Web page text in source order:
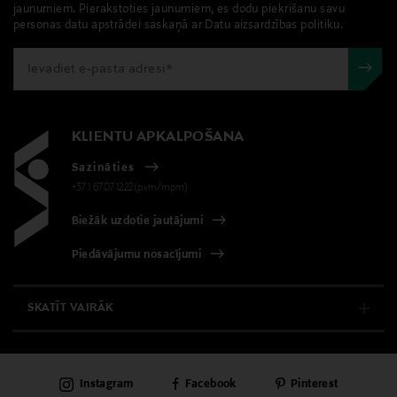
jaunumiem. Pierakstoties jaunumiem, es dodu piekrišanu savu
personas datu apstrādei saskaņā ar Datu aizsardzības politiku.
KLIENTU APKALPOŠANA
Sazināties
+371 67071222(pvm/mpm)
Biežāk uzdotie jautājumi
Piedāvājumu nosacījumi
SKATĪT VAIRĀK
KLIENTU APKALPOŠANA
Instagram Facebook Pinterest